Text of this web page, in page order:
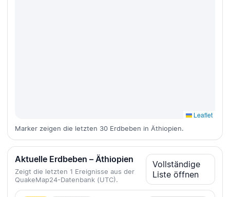
Leaflet
Marker zeigen die letzten 30 Erdbeben in Äthiopien.
Aktuelle Erdbeben – Äthiopien
Zeigt die letzten 1 Ereignisse aus der
QuakeMap24-Datenbank (UTC).
Vollständige
Liste öffnen